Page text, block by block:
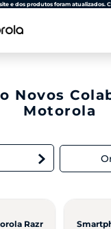
e dos produtos foram atualizados.
Novos
Motorola
Razr